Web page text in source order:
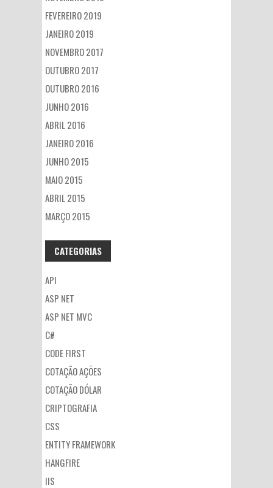
FEVEREIRO 2019
JANEIRO 2019
NOVEMBRO 2017
OUTUBRO 2017
OUTUBRO 2016
JUNHO 2016
ABRIL 2016
JANEIRO 2016
JUNHO 2015
MAIO 2015
ABRIL 2015
MARÇO 2015
CATEGORIAS
API
ASP NET
ASP NET MVC
C#
CODE FIRST
COTAÇÃO AÇÕES
COTAÇÃO DÓLAR
CRIPTOGRAFIA
CSS
ENTITY FRAMEWORK
HANGFIRE
IIS